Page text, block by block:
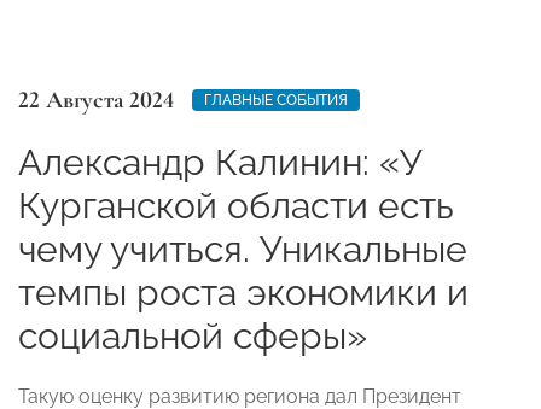
22 Августа 2024 ГЛАВНЫЕ СОБЫТИЯ
Александр Калинин: «У
Курганской области есть
чему учиться. Уникальные
темпы роста экономики и
социальной сферы»
Такую оценку развитию региона дал Президент